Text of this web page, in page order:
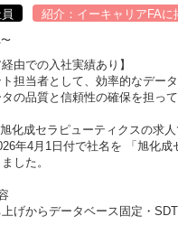
紹介： イーキャリアFAに
由での入社実績あり】
担当者として、効率的なデー
の品質と信頼性の確保を担って
化成セラピューティクスの求
年4月1日付で社名を 「旭化成
した。
げからデータベース固定・